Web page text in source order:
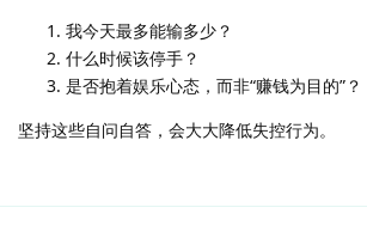
我今天最多能输多少？
什么时候该停手？
是否抱着娱乐心态，而非“赚钱为目的”？
坚持这些自问自答，会大大降低失控行为。